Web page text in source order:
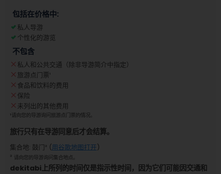
包括在价格中:
私人导游
个性化的游览
不包含
私人和公共交通（除非导游简介中指定）
旅游点门票¹
食品和饮料的费用
保险
未列出的其他费用
¹请向您的导游询问旅游点门票的情况。
旅行只有在导游同意后才会结算。
集合地: 鼓门² (用谷歌地图打开)
² 请向您的导游询问集合地点。
dekitabi上所列的时间仅是指示性时间，因为它们可能因交通和